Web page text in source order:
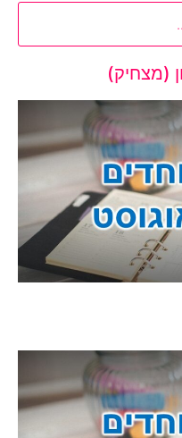
(מצחיק)